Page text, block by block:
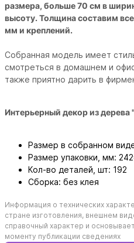
размера, больше 70 см в
высоту. Толщина составим
мм и креплений.
Собранная модель имеет
смотреться в домашнем и
также приятно дарить в
Интерьерный декор из дерева
Размер в собранном
Размер упаковки, мм:
Кол-во деталей, шт: 192
Сборка: без клея
Информация о технических
стране изготовления, внешнем
справочный характер и
моменту публикации сведениях